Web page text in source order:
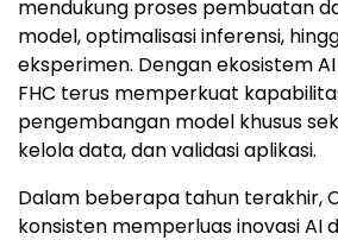
mendukung proses pembuatan
model, optimalisasi inferensi,
eksperimen. Dengan ekosistem
FHC terus memperkuat
pengembangan model khusus
kelola data, dan validasi aplikasi.
Dalam beberapa tahun terakhir,
konsisten memperluas inovasi AI